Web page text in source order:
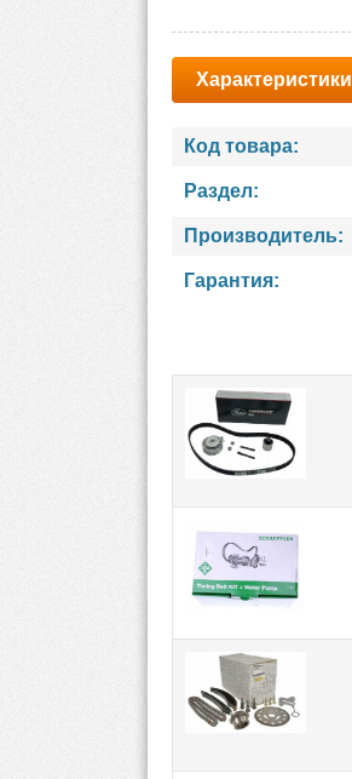
Характеристики
Код товара:
Раздел:
Производитель:
Гарантия: